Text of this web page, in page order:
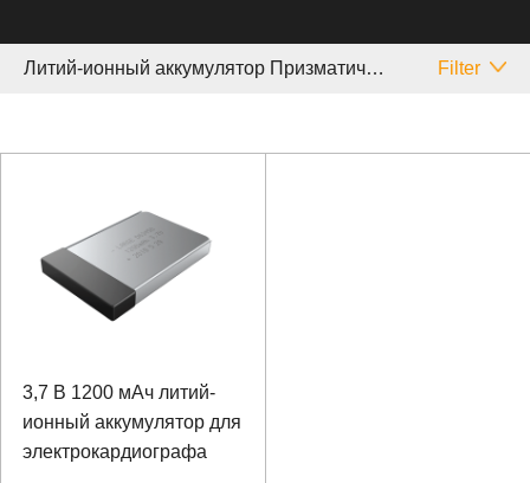
Литий-ионный аккумулятор Призматический Медицинское Filter
3,7 В 1200 мАч литий-
ионный аккумулятор для
электрокардиографа